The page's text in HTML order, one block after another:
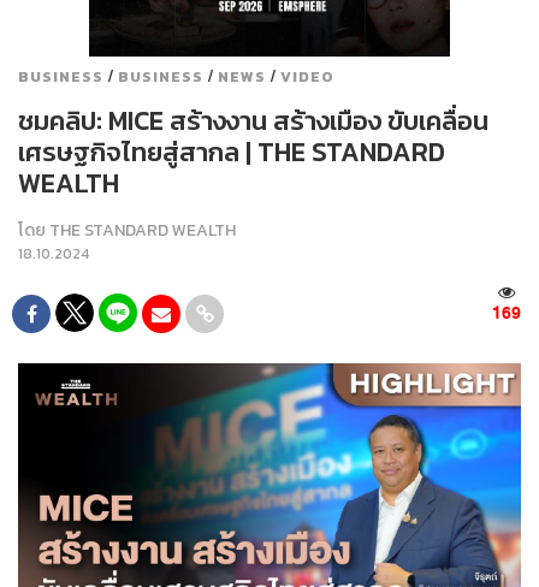
BUSINESS / BUSINESS / NEWS / VIDEO
ชมคลิป: MICE สร้างงาน สร้างเมือง ขับเคลื่อน
เศรษฐกิจไทยสู่สากล | THE STANDARD
WEALTH
โดย THE STANDARD WEALTH
18.10.2024
169